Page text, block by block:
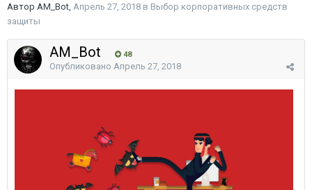
Автор AM_Bot, Апрель 27, 2018 в Выбор корпоративных средств
защиты
AM_Bot 48
Опубликовано Апрель 27, 2018